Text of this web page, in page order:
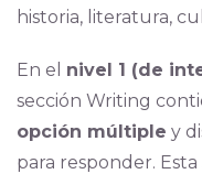
historia, literatura,
En el nivel 1 (de
sección Writing
opción múltiple y
para responder.